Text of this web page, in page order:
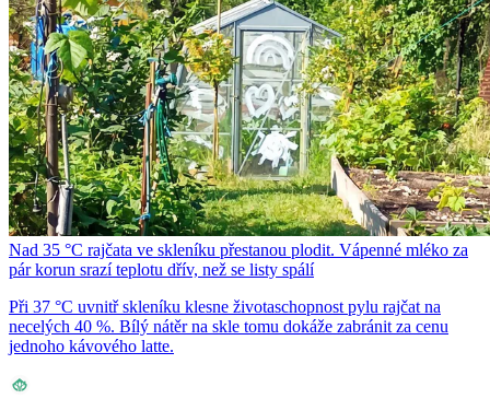
Nad 35 °C rajčata ve skleníku přestanou plodit. Vápenné mléko za
pár korun srazí teplotu dřív, než se listy spálí
Při 37 °C uvnitř skleníku klesne životaschopnost pylu rajčat na
necelých 40 %. Bílý nátěr na skle tomu dokáže zabránit za cenu
jednoho kávového latte.